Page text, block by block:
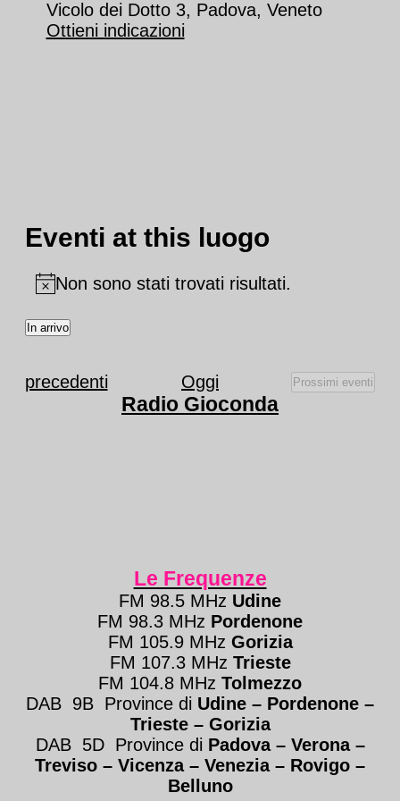
Vicolo dei Dotto 3, Padova, Veneto
Ottieni indicazioni
Eventi at this luogo
Notice
Non sono stati trovati risultati.
In arrivo
data.
Eventi
precedenti Oggi Prossimi eventi
Radio Gioconda
Le Frequenze
FM 98.5 MHz Udine
FM 98.3 MHz Pordenone
FM 105.9 MHz Gorizia
FM 107.3 MHz Trieste
FM 104.8 MHz Tolmezzo
DAB 9B Province di Udine – Pordenone –
Trieste – Gorizia
DAB 5D Province di Padova – Verona –
Treviso – Vicenza – Venezia – Rovigo –
Belluno